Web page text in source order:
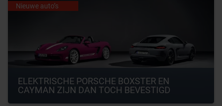
Nieuwe auto’s
ELEKTRISCHE PORSCHE BOXSTER EN
CAYMAN ZIJN DAN TOCH BEVESTIGD